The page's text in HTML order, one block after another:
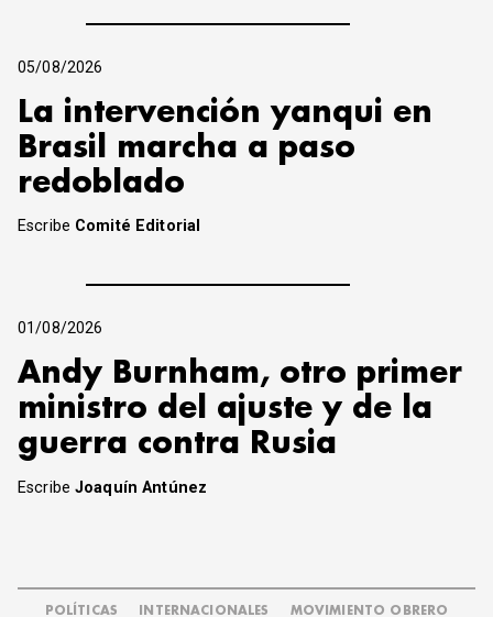
05/08/2026
La intervención yanqui en
Brasil marcha a paso
redoblado
Escribe Comité Editorial
01/08/2026
Andy Burnham, otro primer
ministro del ajuste y de la
guerra contra Rusia
EscribeJoaquín Antúnez
POLÍTICAS INTERNACIONALES MOVIMIENTO OBRERO